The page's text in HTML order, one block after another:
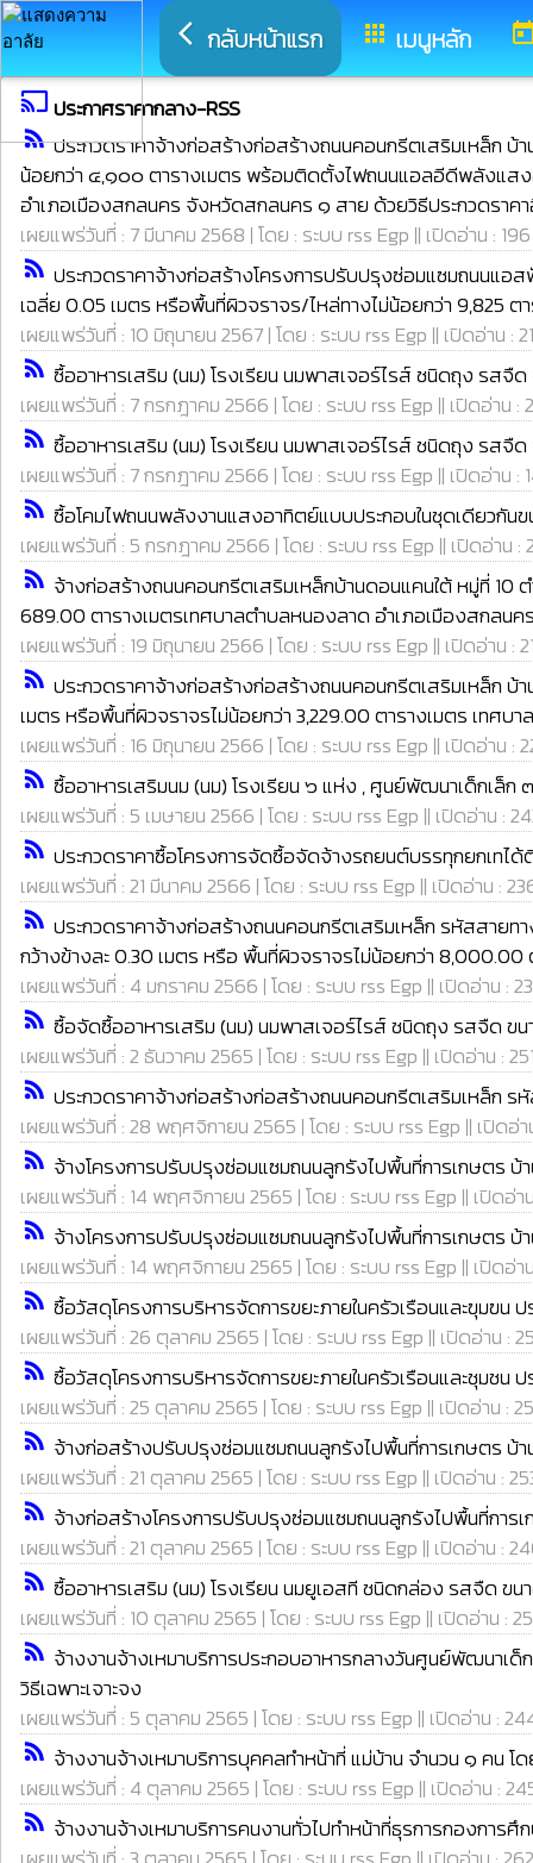
arrow_back_ios กลับหน้าแรก apps เมนูหลัก
castประกาศราคากลาง-RSS
rss_feedประกวดราคาจ้างก่อสร้างก่อสร้างถนนคอนกรีตเสริมเหล็ก บ้
น้อยกว่า ๔,๑๐๐ ตารางเมตร พร้อมติดตั้งไฟถนนแอลอีดีพลังแสง
อำเภอเมืองสกลนคร จังหวัดสกลนคร ๑ สาย ด้วยวิธีประกวดราค
เผยแพร่วันที่ : 7 มีนาคม 2568 | โดย : ระบบ rss Egp || เปิดอ่าน : 196
rss_feed ประกวดราคาจ้างก่อสร้างโครงการปรับปรุงซ่อมแซมถนนแ
เฉลี่ย 0.05 เมตร หรือพื้นที่ผิวจราจร/ไหล่ทางไม่น้อยกว่า 9,825
เผยแพร่วันที่ : 10 มิถุนายน 2567 | โดย : ระบบ rss Egp || เปิดอ่าน :
rss_feed ซื้ออาหารเสริม (นม) โรงเรียน นมพาสเจอร์ไรส์ ชนิดถุง รสจืด
เผยแพร่วันที่ : 7 กรกฎาคม 2566 | โดย : ระบบ rss Egp || เปิดอ่าน :
rss_feed ซื้ออาหารเสริม (นม) โรงเรียน นมพาสเจอร์ไรส์ ชนิดถุง รสจืด
เผยแพร่วันที่ : 7 กรกฎาคม 2566 | โดย : ระบบ rss Egp || เปิดอ่าน :
rss_feed ซื้อโคมไฟถนนพลังงานแสงอาทิตย์แบบประกอบในชุดเดียวกัน
เผยแพร่วันที่ : 5 กรกฎาคม 2566 | โดย : ระบบ rss Egp || เปิดอ่าน :
rss_feed จ้างก่อสร้างถนนคอนกรีตเสริมเหล็กบ้านดอนแคนใต้ หมู่ที่ 10
689.00 ตารางเมตรเทศบาลตำบลหนองลาด อำเภอเมืองสกลนค
เผยแพร่วันที่ : 19 มิถุนายน 2566 | โดย : ระบบ rss Egp || เปิดอ่าน :
rss_feed ประกวดราคาจ้างก่อสร้างก่อสร้างถนนคอนกรีตเสริมเหล็ก บ้
เมตร หรือพื้นที่ผิวจราจรไม่น้อยกว่า 3,229.00 ตารางเมตร เทศ
เผยแพร่วันที่ : 16 มิถุนายน 2566 | โดย : ระบบ rss Egp || เปิดอ่าน :
rss_feed ซื้ออาหารเสริมนม (นม) โรงเรียน ๖ แห่ง , ศูนย์พัฒนาเด็กเล็ก
เผยแพร่วันที่ : 5 เมษายน 2566 | โดย : ระบบ rss Egp || เปิดอ่าน :
rss_feed ประกวดราคาซื้อโครงการจัดซื้อจัดจ้างรถยนต์บรรทุกยกเทไ
เผยแพร่วันที่ : 21 มีนาคม 2566 | โดย : ระบบ rss Egp || เปิดอ่าน :
rss_feed ประกวดราคาจ้างก่อสร้างถนนคอนกรีตเสริมเหล็ก รหัสสาย
กว้างข้างละ 0.30 เมตร หรือ พื้นที่ผิวจราจรไม่น้อยกว่า
เผยแพร่วันที่ : 4 มกราคม 2566 | โดย : ระบบ rss Egp || เปิดอ่าน :
rss_feed ซื้อจัดซื้ออาหารเสริม (นม) นมพาสเจอร์ไรส์ ชนิดถุง รสจืด ข
เผยแพร่วันที่ : 2 ธันวาคม 2565 | โดย : ระบบ rss Egp || เปิดอ่าน :
rss_feed ประกวดราคาจ้างก่อสร้างก่อสร้างถนนคอนกรีตเสริมเหล็ก
เผยแพร่วันที่ : 28 พฤศจิกายน 2565 | โดย : ระบบ rss Egp || เปิดอ่
rss_feed จ้างโครงการปรับปรุงซ่อมแซมถนนลูกรังไปพื้นที่การเกษตร บ้
เผยแพร่วันที่ : 14 พฤศจิกายน 2565 | โดย : ระบบ rss Egp || เปิดอ่า
rss_feed จ้างโครงการปรับปรุงซ่อมแซมถนนลูกรังไปพื้นที่การเกษตร บ้
เผยแพร่วันที่ : 14 พฤศจิกายน 2565 | โดย : ระบบ rss Egp || เปิดอ่า
rss_feed ซื้อวัสดุโครงการบริหารจัดการขยะภายในครัวเรือนและฃุมฃน
เผยแพร่วันที่ : 26 ตุลาคม 2565 | โดย : ระบบ rss Egp || เปิดอ่าน :
rss_feed ซื้อวัสดุโครงการบริหารจัดการขยะภายในครัวเรือนและชุมชน
เผยแพร่วันที่ : 25 ตุลาคม 2565 | โดย : ระบบ rss Egp || เปิดอ่าน :
rss_feed จ้างก่อสร้างปรับปรุงซ่อมแซมถนนลูกรังไปพื้นที่การเกษตร บ้า
เผยแพร่วันที่ : 21 ตุลาคม 2565 | โดย : ระบบ rss Egp || เปิดอ่าน :
rss_feed จ้างก่อสร้างโครงการปรับปรุงซ่อมแซมถนนลูกรังไปพื้นที่การ
เผยแพร่วันที่ : 21 ตุลาคม 2565 | โดย : ระบบ rss Egp || เปิดอ่าน :
rss_feed ซื้ออาหารเสริม (นม) โรงเรียน นมยูเอสที ชนิดกล่อง รสจืด ขน
เผยแพร่วันที่ : 10 ตุลาคม 2565 | โดย : ระบบ rss Egp || เปิดอ่าน :
rss_feed จ้างงานจ้างเหมาบริการประกอบอาหารกลางวันศูนย์พัฒนา
วิธีเฉพาะเจาะจง
เผยแพร่วันที่ : 5 ตุลาคม 2565 | โดย : ระบบ rss Egp || เปิดอ่าน :
rss_feed จ้างงานจ้างเหมาบริการบุคคลทำหน้าที่ แม่บ้าน จำนวน ๑ คน โด
เผยแพร่วันที่ : 4 ตุลาคม 2565 | โดย : ระบบ rss Egp || เปิดอ่าน :
rss_feed จ้างงานจ้างเหมาบริการคนงานทั่วไปทำหน้าที่ธุรการกองการศึ